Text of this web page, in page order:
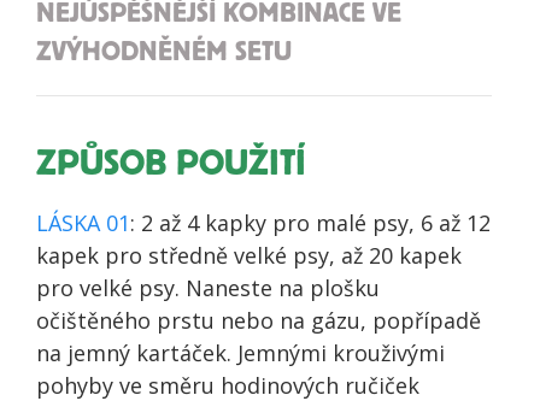
NEJÚSPĚŠNĚJŠÍ KOMBINACE VE
ZVÝHODNĚNÉM SETU
ZPŮSOB POUŽITÍ
LÁSKA 01: 2 až 4 kapky pro malé psy, 6 až 12
kapek pro středně velké psy, až 20 kapek
pro velké psy. Naneste na plošku
očištěného prstu nebo na gázu, popřípadě
na jemný kartáček. Jemnými krouživými
pohyby ve směru hodinových ručiček